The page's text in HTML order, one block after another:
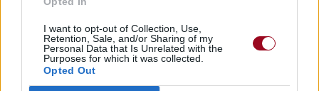
I want to opt-out of Collection, Use,
Retention, Sale, and/or Sharing of my
Personal Data that Is Unrelated with the
Purposes for which it was collected.
Opted Out